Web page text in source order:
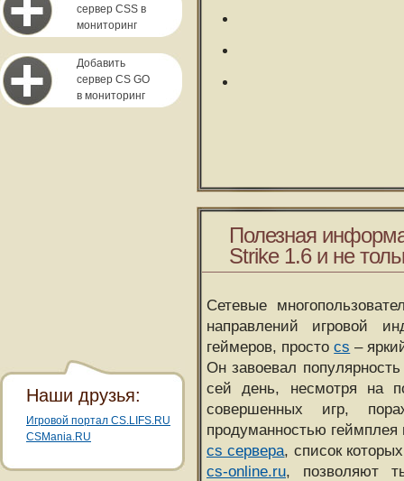
сервер CSS в
мониторинг
Добавить
сервер CS GO
в мониторинг
Полезная
Strike 1.6 и не
Сетевые
направлений игровой
геймеров, простоcs –
Он завоевал
сей день, несмотря на
совершенных игр,
продуманностью
cs сервера, список
cs-online.ru, позволяют
Наши друзья:
Игровой портал CS.LIFS.RU
CSMania.RU